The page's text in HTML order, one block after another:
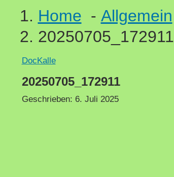
Home - Allgemein
20250705_172911
DocKalle
20250705_172911
Geschrieben: 6. Juli 2025